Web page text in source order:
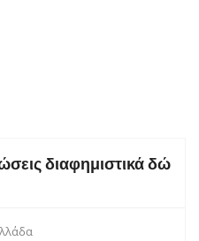
διαφημιστικά δώρα